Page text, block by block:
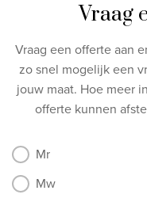
Vraag
Vraag een offerte aan
zo snel mogelijk een
jouw maat. Hoe meer
offerte kunnen
Mr
Mw